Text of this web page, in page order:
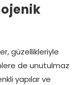
güzellikleriyle
de unutulmaz
yapılar ve